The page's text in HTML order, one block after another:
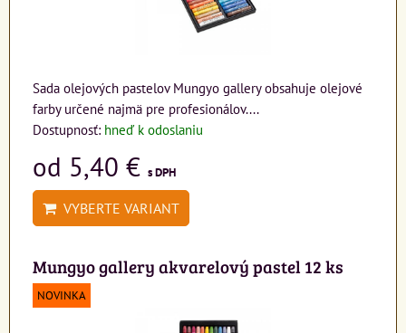
Sada olejových pastelov Mungyo gallery obsahuje olejové
farby určené najmä pre profesionálov....
Dostupnosť: hneď k odoslaniu
od 5,40 € s DPH
VYBERTE VARIANT
Mungyo gallery akvarelový pastel 12 ks
NOVINKA